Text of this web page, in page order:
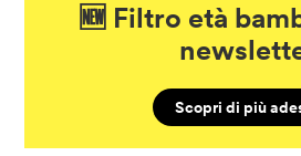
🆕 Filtro età
Scopri di più